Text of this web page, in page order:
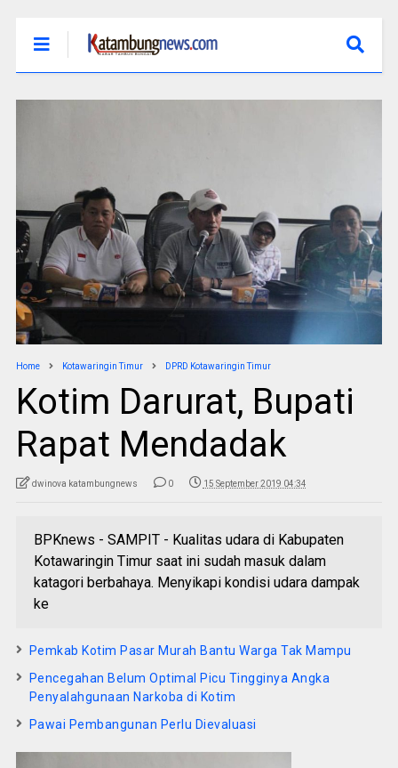
Home Kotawaringin Timur DPRD Kotawaringin Timur
Kotim Darurat, Bupati
Rapat Mendadak
dwinova katambungnews 0 15 September 2019 04:34
BPKnews - SAMPIT - Kualitas udara di Kabupaten
Kotawaringin Timur saat ini sudah masuk dalam
katagori berbahaya. Menyikapi kondisi udara dampak
ke
Pemkab Kotim Pasar Murah Bantu Warga Tak Mampu
Pencegahan Belum Optimal Picu Tingginya Angka
Penyalahgunaan Narkoba di Kotim
Pawai Pembangunan Perlu Dievaluasi